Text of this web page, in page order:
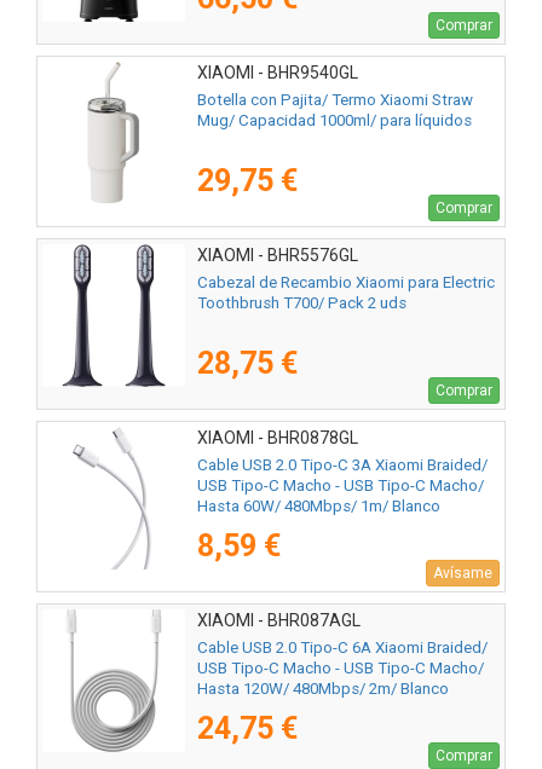
Comprar
XIAOMI - BHR9540GL
Botella con Pajita/ Termo Xiaomi Straw
Mug/ Capacidad 1000ml/ para líquidos
29,75 €
Comprar
XIAOMI - BHR5576GL
Cabezal de Recambio Xiaomi para Electric
Toothbrush T700/ Pack 2 uds
28,75 €
Comprar
XIAOMI - BHR0878GL
Cable USB 2.0 Tipo-C 3A Xiaomi Braided/
USB Tipo-C Macho - USB Tipo-C Macho/
Hasta 60W/ 480Mbps/ 1m/ Blanco
8,59 €
Avísame
XIAOMI - BHR087AGL
Cable USB 2.0 Tipo-C 6A Xiaomi Braided/
USB Tipo-C Macho - USB Tipo-C Macho/
Hasta 120W/ 480Mbps/ 2m/ Blanco
24,75 €
Comprar